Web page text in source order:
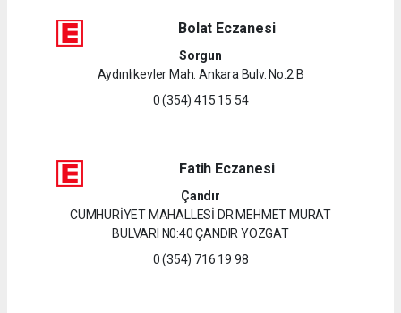
Bolat Eczanesi
Sorgun
Aydınlıkevler Mah. Ankara Bulv. No:2 B
0 (354) 415 15 54
Fatih Eczanesi
Çandır
CUMHURİYET MAHALLESİ DR MEHMET MURAT
BULVARI N0:40 ÇANDIR YOZGAT
0 (354) 716 19 98